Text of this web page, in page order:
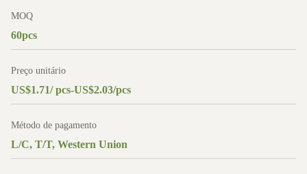
MOQ
60pcs
Preço unitário
US$1.71/ pcs-US$2.03/pcs
Método de pagamento
L/C, T/T, Western Union